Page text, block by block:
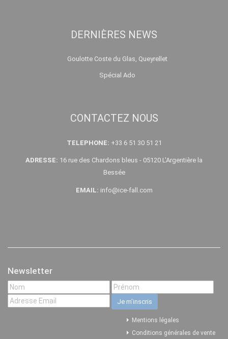
DERNIÈRES NEWS
Goulotte Coste du Glas, Queyrellet
Spécial Ado
CONTACTEZ NOUS
TELEPHONE: +33 6 51 30 51 21
ADRESSE: 16 rue des Chardons bleus - 05120 L'Argentière la
Bessée
EMAIL: info@ice-fall.com
Newsletter
Mentions légales
Conditions générales de vente